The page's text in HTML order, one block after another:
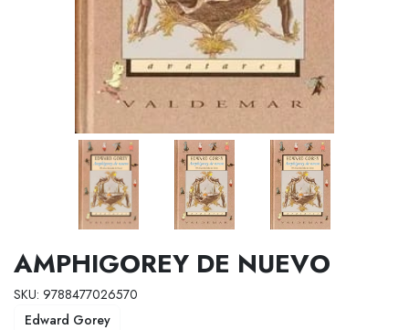
AMPHIGOREY DE NUEVO
SKU: 9788477026570
Edward Gorey